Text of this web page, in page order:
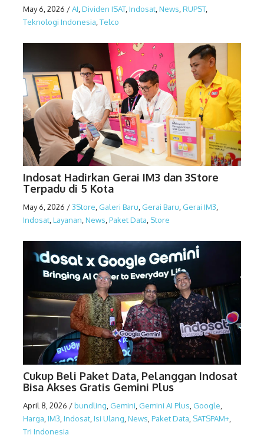
May 6, 2026 /AI,Dividen ISAT,Indosat,News,RUPST,
Teknologi Indonesia,Telco
Indosat Hadirkan Gerai IM3 dan 3Store
Terpadu di 5 Kota
May 6, 2026 /3Store, Galeri Baru, Gerai Baru, Gerai IM3,
Indosat,Layanan,News,Paket Data, Store
Cukup Beli Paket Data, Pelanggan Indosat
Bisa Akses Gratis Gemini Plus
April 8, 2026 /bundling Gemini Gemini AI Plus Google
Harga IM3 Indosat Isi Ulang News Paket Data SATSPAM+
Tri Indonesia